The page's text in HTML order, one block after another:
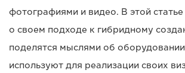
фотографиями и видео. В этой
о своем подходе к гибридному
поделятся мыслями об
используют для реализации своих